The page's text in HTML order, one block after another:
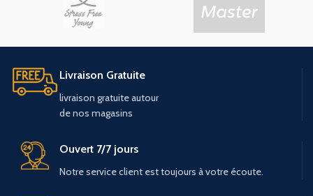
Livraison Gratuite
livraison gratuiteautour
denos magasins
Ouvert 7/7 jours
Notre service client est toujours à votre écoute.